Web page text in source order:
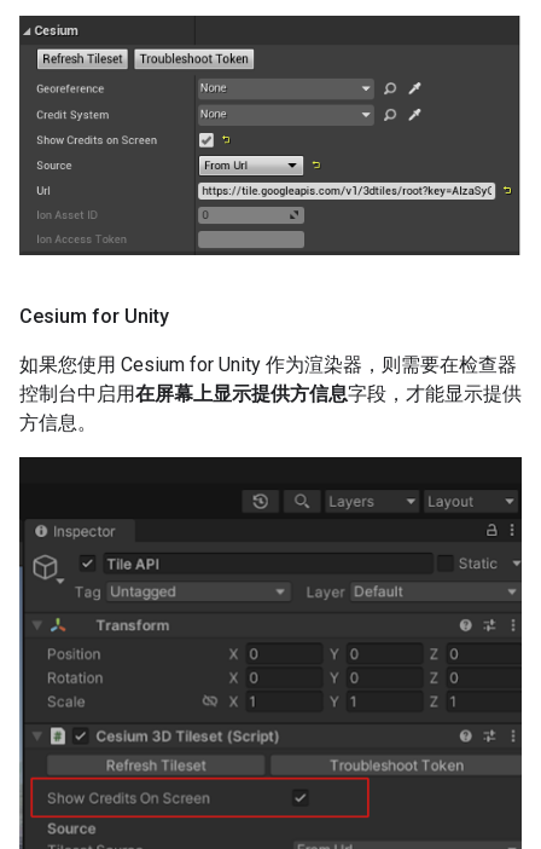
Cesium for Unity
如果您使用 Cesium for Unity 作为渲染器，则需要在检查器
控制台中启用在屏幕上显示提供方信息字段，才能显示提供
方信息。